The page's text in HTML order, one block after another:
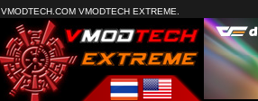
VMODTECH.COM VMODTECH EXTREME.